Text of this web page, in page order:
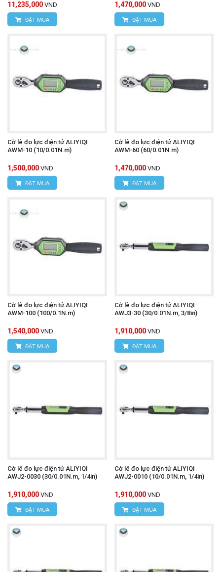
11,235,000 VND
ĐẶT MUA
1,470,000 VND
ĐẶT MUA
Cờ lê đo lực điện tử ALIYIQI
AWM-10 (10/0.01N.m)
1,500,000 VND
ĐẶT MUA
Cờ lê đo lực điện tử ALIYIQI
AWM-60 (60/0.01N.m)
1,470,000 VND
ĐẶT MUA
Cờ lê đo lực điện tử ALIYIQI
AWM-100 (100/0.1N.m)
1,540,000 VND
ĐẶT MUA
Cờ lê đo lực điện tử ALIYIQI
AWJ3-30 (30/0.01N.m, 3/8in)
1,910,000 VND
ĐẶT MUA
Cờ lê đo lực điện tử ALIYIQI
AWJ2-0030 (30/0.01N.m, 1/4in)
1,910,000 VND
ĐẶT MUA
Cờ lê đo lực điện tử ALIYIQI
AWJ2-0010 (10/0.01N.m, 1/4in)
1,910,000 VND
ĐẶT MUA